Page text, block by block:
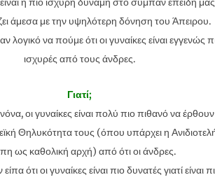
άμεσα με την υψηλότερη δόνηση του Άπειρου.
λογικό να πούμε ότι οι γυναίκες είναι εγγενώς
ισχυρές από τους άνδρες.
Γιατί;
οι γυναίκες είναι πολύ πιο πιθανό να
Θηλυκότητα τους (όπου υπάρχει η
ως καθολική αρχή) από ότι οι άνδρες.
ότι οι γυναίκες είναι πιο δυνατές γιατί είναι